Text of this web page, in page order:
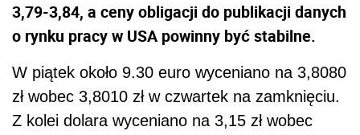
3,79-3,84, a ceny obligacji do publikacji danych
o rynku pracy w USA powinny być stabilne.
W piątek około 9.30 euro wyceniano na 3,8080
zł wobec 3,8010 zł w czwartek na zamknięciu.
Z kolei dolara wyceniano na 3,15 zł wobec